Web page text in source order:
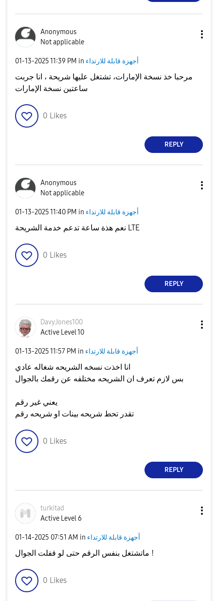
Anonymous
Not applicable
‎01-13-202511:39 PM in أجهزة قابلة للارتداء
مرحبا خذ نسخة الإمارات، تشتغل عليها شريحة ، انا جربت
ساعتين نسخة الإمارات
0 Likes
REPLY
Anonymous
Not applicable
‎01-13-202511:40 PM in أجهزة قابلة للارتداء
نعم هذة ساعة تدعم خدمة الشريحة LTE
0 Likes
REPLY
DavyJones100
Active Level 10
‎01-13-202511:57 PM in أجهزة قابلة للارتداء
انا اخذت نسخه الشريحه شغاله عادي
بس لازم تعرف ان الشريحه مختلفه عن رقمك بالجوال
يعني غير رقم
تقدر تحط شريحه بينات او شريحه رقم
0 Likes
REPLY
turkitad
Active Level 6
‎01-14-2025 07:51 AM in أجهزة قابلة للارتداء
ماتشتغل بنفس الرقم حتى لو قفلت الجوال !
0 Likes